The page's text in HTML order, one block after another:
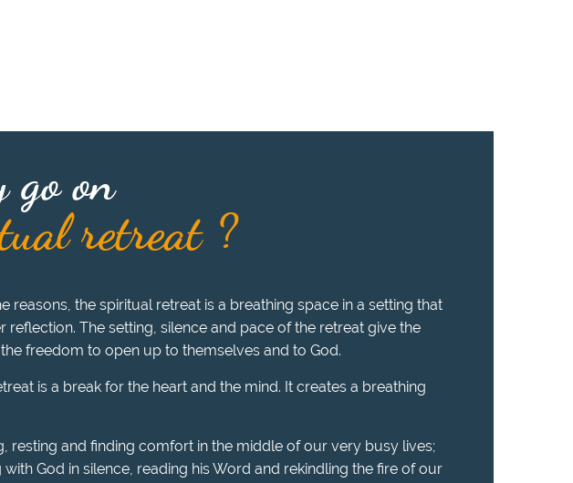
on
retreat ?
reasons, the spiritual retreat is a breathing space in a setting that
reflection. The setting, silence and pace of the retreat give the
freedom to open up to themselves and to God.
is a break for the heart and the mind. It creates a breathing
resting and finding comfort in the middle of our very busy lives;
with God in silence, reading his Word and rekindling the fire of our